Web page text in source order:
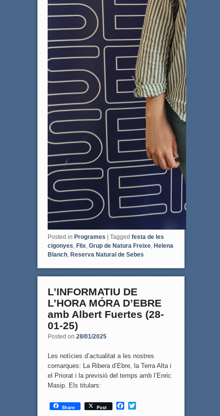
Posted in Programes Tagged festa de les
cigonyes, Flix, Grup de Natura Freixe, Helena
Blanch, Reserva Natural de Sebes
L’INFORMATIU DE
L’HORA MÓRA D’EBRE
amb Albert Fuertes (28-
01-25)
Posted on 28/01/2025
Les notícies d’actualitat a les nostres
comarques: La Ribera d’Ebre, la Terra Alta i
el Priorat i la previsió del temps amb l’Enric
Masip. Els titulars:
Share Post
F
T